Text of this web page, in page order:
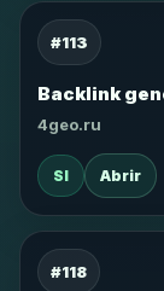
#113
Backlink
4geo.ru
SI Abrir
#118